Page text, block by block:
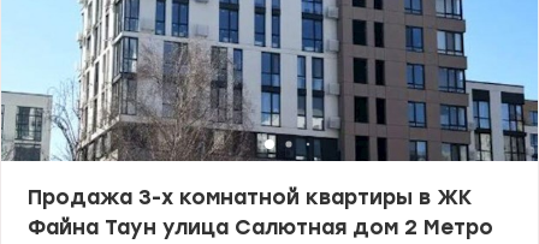
безавтомобильная, пешеходная аллея протяженностью три
километра с велодорожкой, разнообразными детскими зонами,
площадью с озером, арт-объектами и даже пешеходным
мостиком. До ближайших станций метро Нивки ехать 5 мин на
машине и общественном транспорте, а в центр 15 мин. Цена:
272800 у.е. Валентина 0977893310 Valion.ua/1132263
Продажа 3-х комнатной квартиры в ЖК
Файна Таун улица Салютная дом 2 Метро